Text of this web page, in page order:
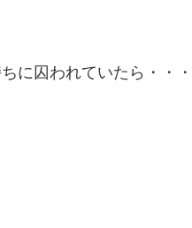
に囚われていたら・・・